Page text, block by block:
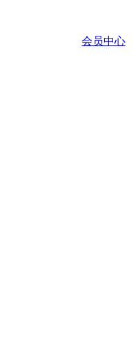
会员中心